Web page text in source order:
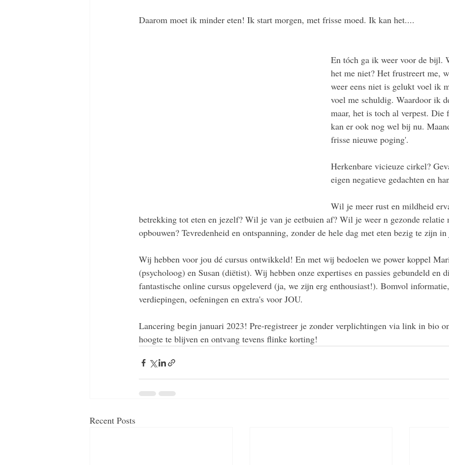
Daarom moet ik minder eten! Ik start morgen, met frisse moed. Ik kan het....
En tóch ga ik weer voor de bijl.
het me niet? Het frustreert me,
weer eens niet is gelukt voel ik
voel me schuldig. Waardoor ik
maar, het is toch al verpest. Die
kan er ook nog wel bij nu.
frisse nieuwe poging'.
Herkenbare vicieuze cirkel?
eigen negatieve gedachten en
Wil je meer rust en mildheid
betrekking tot eten en jezelf? Wil je van je eetbuien af? Wil je weer n gezonde relatie
opbouwen? Tevredenheid en ontspanning, zonder de hele dag met eten bezig te zijn
Wij hebben voor jou dé cursus ontwikkeld! En met wij bedoelen we power koppel
(psycholoog) en Susan (diëtist). Wij hebben onze expertises en passies gebundeld en
fantastische online cursus opgeleverd (ja, we zijn erg enthousiast!). Bomvol
verdiepingen, oefeningen en extra's voor JOU.
Lancering begin januari 2023! Pre-registreer je zonder verplichtingen via link in bio
hoogte te blijven en ontvang tevens flinke korting!
Recent Posts